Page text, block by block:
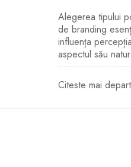
Alegerea tipului
de branding
influența
aspectul său
Citeste mai